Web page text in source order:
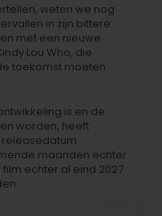
weten we nog
in zijn bittere
met een nieuwe
Lou Who, die
toekomst moeten
is en de
worden, heeft
maanden echter
echter al eind 2027